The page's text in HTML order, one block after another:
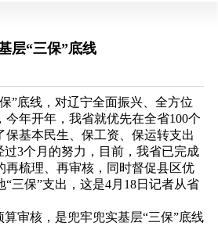
层“三保”底线
底线，对辽宁全面振兴、全方位
今年开年，我省就优先在全省100个
保基本民生、保工资、保运转支出
过3个月的努力，目前，我省已完成
再梳理、再审核，同时督促县区优
三保”支出，这是4月18日记者从省
审核，是兜牢兜实基层“三保”底线